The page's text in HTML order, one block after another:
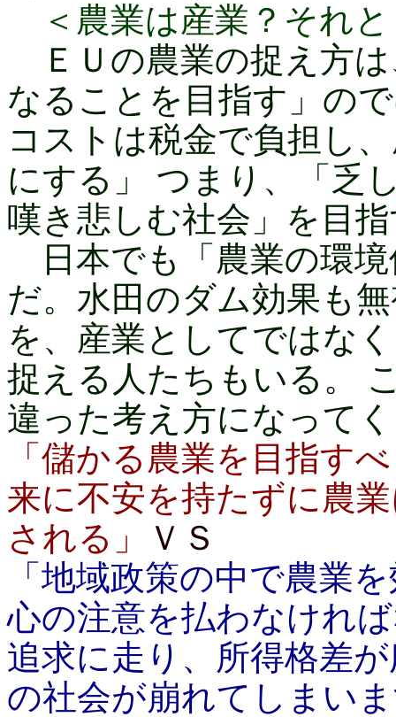
＜農業は産業？それと
ＥＵの農業の捉え方
なることを目指す」の
コストは税金で負担し
にする」 つまり、「乏
嘆き悲しむ社会」を目
日本でも「農業の環
だ。水田のダム効果も
を、産業としてではな
捉える人たちもいる。
違った考え方になって
「儲かる農業を目指す
来に不安を持たずに農
される」
ＶＳ
「地域政策の中で農業
心の注意を払わなけれ
追求に走り、所得格差
の社会が崩れてしまい